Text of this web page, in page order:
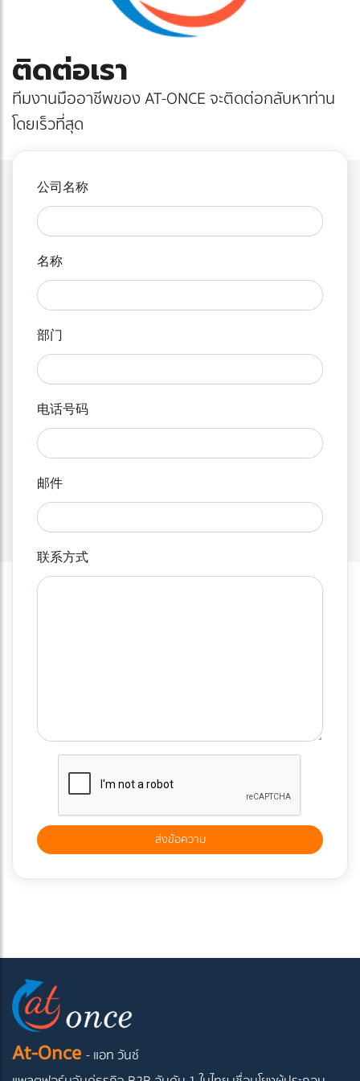
ติดต่อเรา
ทีมงานมืออาชีพของ AT-ONCE จะติดต่อกลับหาท่าน
โดยเร็วที่สุด
公司名称
名称
部门
电话号码
邮件
联系方式
At-Once - แอท วันซ์